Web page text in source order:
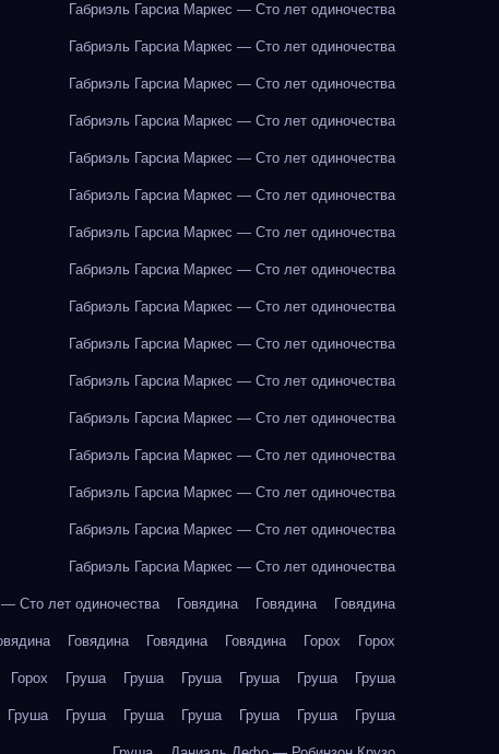
Габриэль Гарсиа Маркес — Сто лет одиночества
Габриэль Гарсиа Маркес — Сто лет одиночества
Габриэль Гарсиа Маркес — Сто лет одиночества
Габриэль Гарсиа Маркес — Сто лет одиночества
Габриэль Гарсиа Маркес — Сто лет одиночества
Габриэль Гарсиа Маркес — Сто лет одиночества
Габриэль Гарсиа Маркес — Сто лет одиночества
Габриэль Гарсиа Маркес — Сто лет одиночества
Габриэль Гарсиа Маркес — Сто лет одиночества
Габриэль Гарсиа Маркес — Сто лет одиночества
Габриэль Гарсиа Маркес — Сто лет одиночества
Габриэль Гарсиа Маркес — Сто лет одиночества
Габриэль Гарсиа Маркес — Сто лет одиночества
Габриэль Гарсиа Маркес — Сто лет одиночества
Габриэль Гарсиа Маркес — Сто лет одиночества
Габриэль Гарсиа Маркес — Сто лет одиночества
Сто лет одиночества Говядина Говядина Говядина
Говядина Говядина Говядина Горох Горох
Горох Груша Груша Груша Груша Груша Груша
Груша Груша Груша Груша Груша Груша Груша